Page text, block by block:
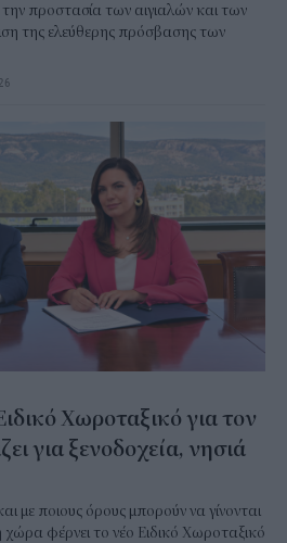
την προστασία των αιγιαλών και των
της ελεύθερης πρόσβασης των
Χωροταξικό για τον
για ξενοδοχεία, νησιά
με ποιους όρους μπορούν να γίνονται
χώρα φέρνει το νέο Ειδικό Χωροταξικό